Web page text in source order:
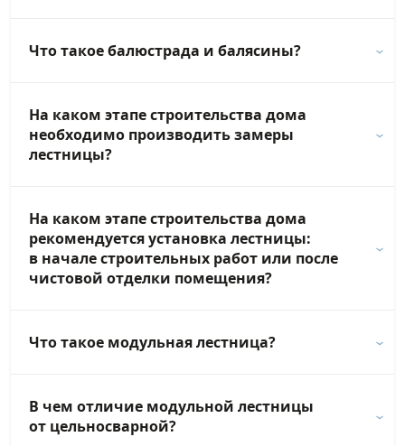
Что такое балюстрада и балясины?
На каком этапе строительства дома
необходимо производить замеры
лестницы?
На каком этапе строительства дома
рекомендуется установка лестницы:
в начале строительных работ или после
чистовой отделки помещения?
Что такое модульная лестница?
В чем отличие модульной лестницы
от цельносварной?